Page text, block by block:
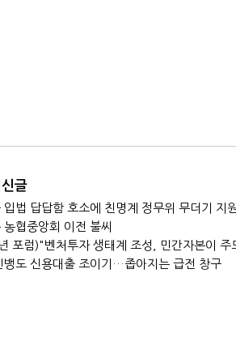
글
입법 답답함 호소에 친명계 정무위 무더기 지원
농협중앙회 이전 불씨
포럼)"벤처투자 생태계 조성, 민간자본이 주
뱅도 신용대출 조이기…좁아지는 급전 창구